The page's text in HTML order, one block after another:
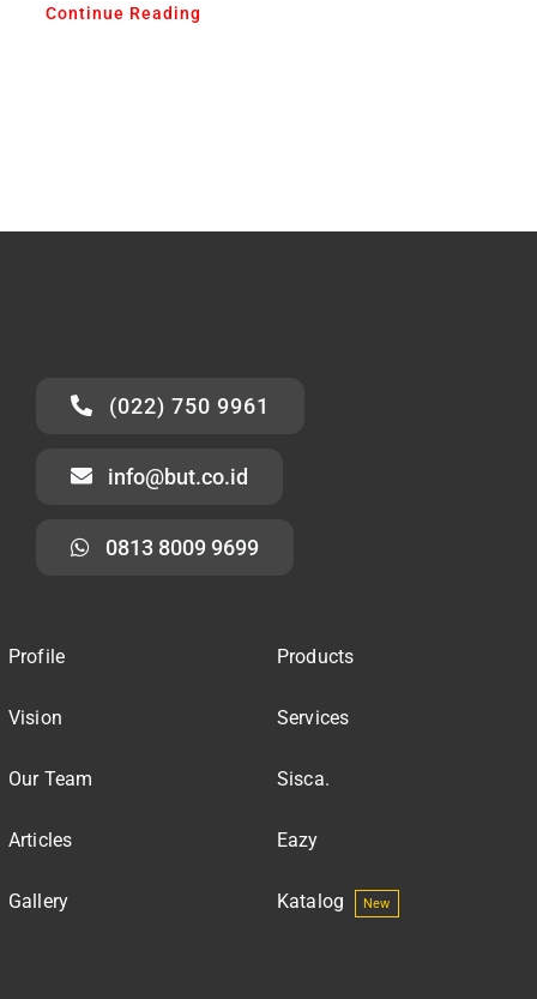
Continue Reading
(022) 750 9961
info@but.co.id
0813 8009 9699
Profile
Vision
Our Team
Articles
Gallery
Products
Services
Sisca.
Eazy
Katalog New